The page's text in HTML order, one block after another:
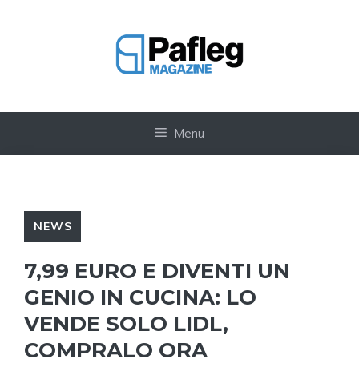
Menu
NEWS
7,99 EURO E DIVENTI UN
GENIO IN CUCINA: LO
VENDE SOLO LIDL,
COMPRALO ORA